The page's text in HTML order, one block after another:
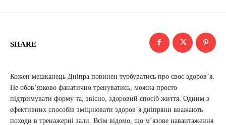
SHARE
Кожен мешканець Дніпра повинен турбуватись про своє здоров’я.
Не обов’язково фанатично тренуватись, можна просто
підтримувати форму та, звісно, здоровий спосіб життя. Одним з
ефективних способів зміцнювати здоров’я дніпряни вважають
походи в тренажерні зали. Всім відомо, що м’язове навантаження